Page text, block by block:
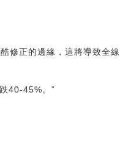
修正的邊緣，這將導致全線
40-45%。”